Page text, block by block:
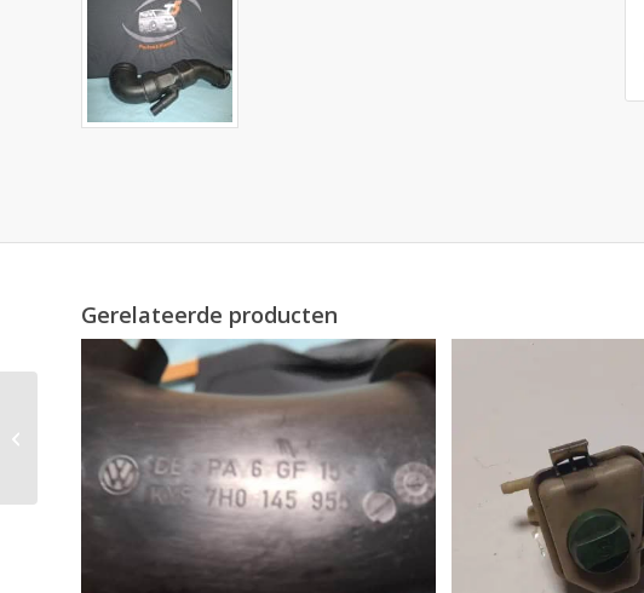
Gerelateerde producten
MOTORCOMPUTER 1,9
TDI 038 906 016 A
VOLKSWAGEN
TRANSPORTER T5 VAK